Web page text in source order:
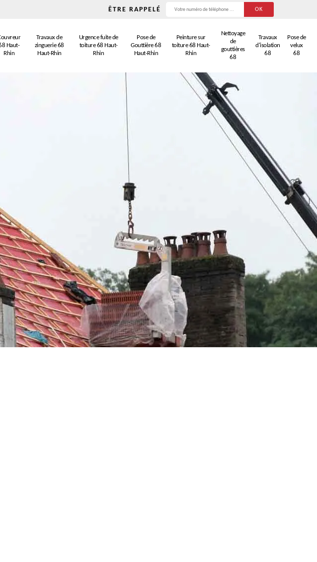
ÊTRE RAPPELÉ
Haut-
Rhin
Travaux de
zinguerie 68
Haut-Rhin
Urgence fuite de
toiture 68 Haut-
Rhin
Pose de
Gouttière 68
Haut-Rhin
Peinture sur
toiture 68 Haut-
Rhin
Nettoyage
de
gouttières
68
Travaux
d'isolation
68
Pose de
velux
68